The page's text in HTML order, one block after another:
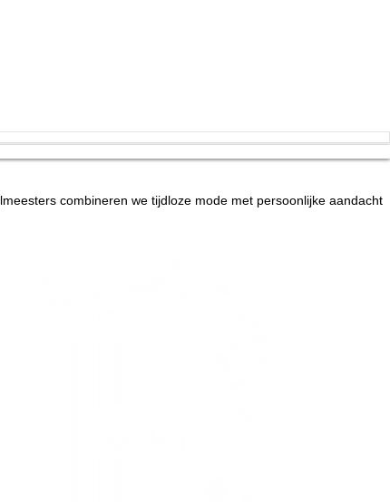
combineren we tijdloze mode met persoonlijke aandacht